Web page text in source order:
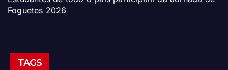
Foguetes 2026
TAGS